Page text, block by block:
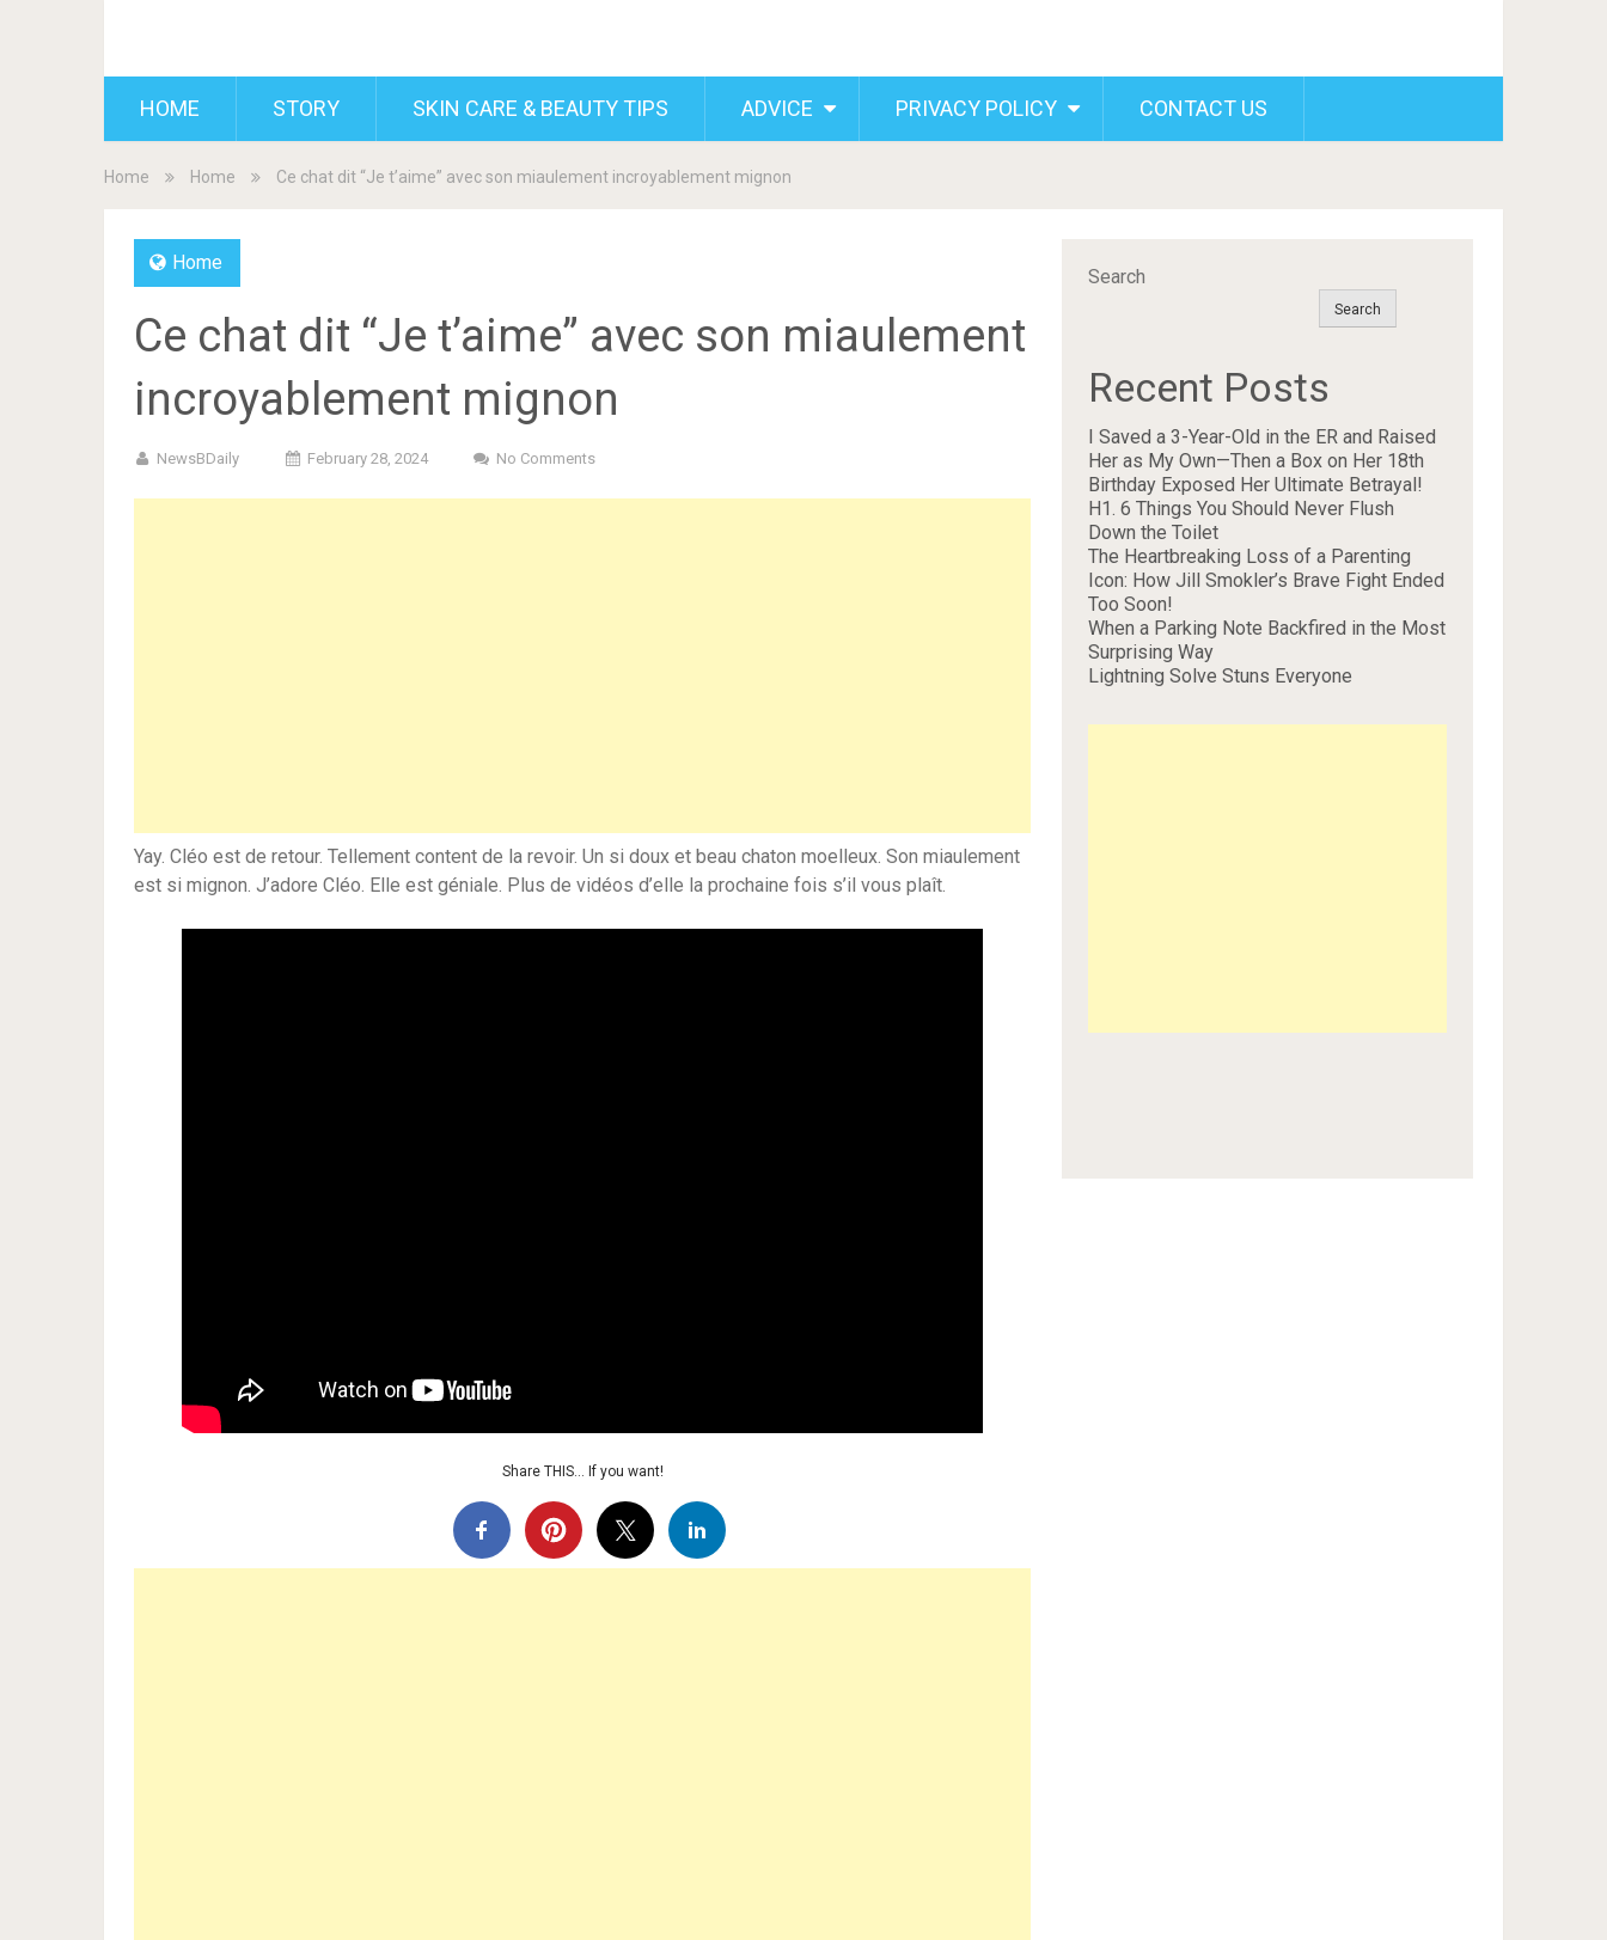
HOME STORY SKIN CARE & BEAUTY TIPS ADVICE PRIVACY POLICY CONTACT US
Home Home Ce chat dit “Je t’aime” avec son miaulement incroyablement mignon
Home
Ce chat dit “Je t’aime” avec son miaulement
incroyablement mignon
NewsBDaily February 28, 2024 No Comments
Yay. Cléo est de retour. Tellement content de la revoir. Un si doux et beau chaton moelleux. Son miaulement
est si mignon. J’adore Cléo. Elle est géniale. Plus de vidéos d’elle la prochaine fois s’il vous plaît.
Share THIS… If you want!
Search
Search
Recent Posts
I Saved a 3-Year-Old in the ER and Raised
Her as My Own—Then a Box on Her 18th
Birthday Exposed Her Ultimate Betrayal!
H1. 6 Things You Should Never Flush
Down the Toilet
The Heartbreaking Loss of a Parenting
Icon: How Jill Smokler’s Brave Fight Ended
Too Soon!
When a Parking Note Backfired in the Most
Surprising Way
Lightning Solve Stuns Everyone